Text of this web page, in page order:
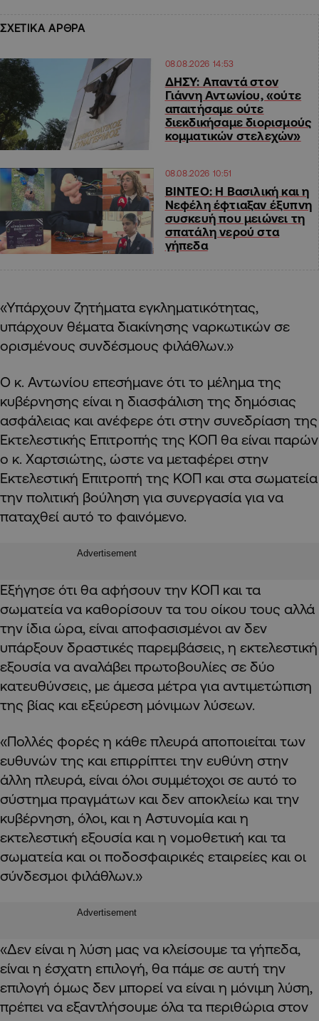
ΣΧΕΤΙΚΑ ΑΡΘΡΑ
08.08.2026 14:53
ΔΗΣΥ: Απαντά στον
Γιάννη Αντωνίου, «ούτε
απαιτήσαμε ούτε
διεκδικήσαμε διορισμούς
κομματικών στελεχών»
08.08.2026 10:51
ΒΙΝΤΕΟ: Η Βασιλική και η
Νεφέλη έφτιαξαν έξυπνη
συσκευή που μειώνει τη
σπατάλη νερού στα
γήπεδα
«Υπάρχουν ζητήματα εγκληματικότητας,
υπάρχουν θέματα διακίνησης ναρκωτικών σε
ορισμένους συνδέσμους φιλάθλων.»
Ο κ. Αντωνίου επεσήμανε ότι το μέλημα της
κυβέρνησης είναι η διασφάλιση της δημόσιας
ασφάλειας και ανέφερε ότι στην συνεδρίαση της
Εκτελεστικής Επιτροπής της ΚΟΠ θα είναι παρών
ο κ. Χαρτσιώτης, ώστε να μεταφέρει στην
Εκτελεστική Επιτροπή της ΚΟΠ και στα σωματεία
την πολιτική βούληση για συνεργασία για να
παταχθεί αυτό το φαινόμενο.
Advertisement
Εξήγησε ότι θα αφήσουν την ΚΟΠ και τα
σωματεία να καθορίσουν τα του οίκου τους αλλά
την ίδια ώρα, είναι αποφασισμένοι αν δεν
υπάρξουν δραστικές παρεμβάσεις, η εκτελεστική
εξουσία να αναλάβει πρωτοβουλίες σε δύο
κατευθύνσεις, με άμεσα μέτρα για αντιμετώπιση
της βίας και εξεύρεση μόνιμων λύσεων.
«Πολλές φορές η κάθε πλευρά αποποιείται των
ευθυνών της και επιρρίπτει την ευθύνη στην
άλλη πλευρά, είναι όλοι συμμέτοχοι σε αυτό το
σύστημα πραγμάτων και δεν αποκλείω και την
κυβέρνηση, όλοι, και η Αστυνομία και η
εκτελεστική εξουσία και η νομοθετική και τα
σωματεία και οι ποδοσφαιρικές εταιρείες και οι
σύνδεσμοι φιλάθλων.»
Advertisement
«Δεν είναι η λύση μας να κλείσουμε τα γήπεδα,
είναι η έσχατη επιλογή, θα πάμε σε αυτή την
επιλογή όμως δεν μπορεί να είναι η μόνιμη λύση,
πρέπει να εξαντλήσουμε όλα τα περιθώρια στον